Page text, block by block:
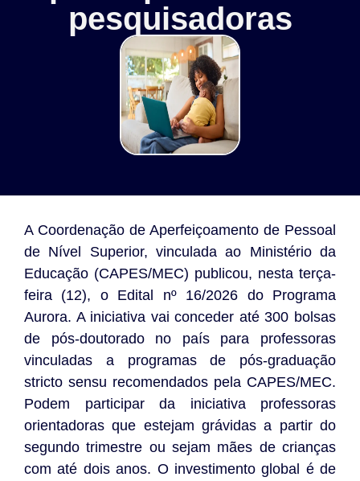
pesquisadoras
A Coordenação de Aperfeiçoamento de Pessoal
de Nível Superior, vinculada ao Ministério da
Educação (CAPES/MEC) publicou, nesta terça-
feira (12), o Edital nº 16/2026 do Programa
Aurora. A iniciativa vai conceder até 300 bolsas
de pós-doutorado no país para professoras
vinculadas a programas de pós-graduação
stricto sensu recomendados pela CAPES/MEC.
Podem participar da iniciativa professoras
orientadoras que estejam grávidas a partir do
segundo trimestre ou sejam mães de crianças
com até dois anos. O investimento global é de